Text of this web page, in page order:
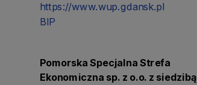
https://www.wup.gdansk.pl
BIP
Pomorska Specjalna Strefa
Ekonomiczna sp. z o.o. z siedzibą